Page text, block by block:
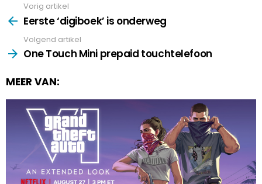
more
Vorig artikel
Eerste ‘digiboek’ is onderweg
Volgend artikel
One Touch Mini prepaid touchtelefoon
MEER VAN: